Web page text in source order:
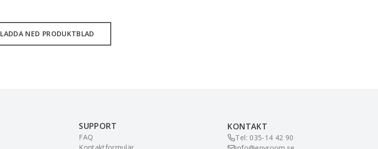
LADDA NED PRODUKTBLAD
SUPPORT
FAQ
Kontaktformulär
KONTAKT
Tel: 035-14 42 90